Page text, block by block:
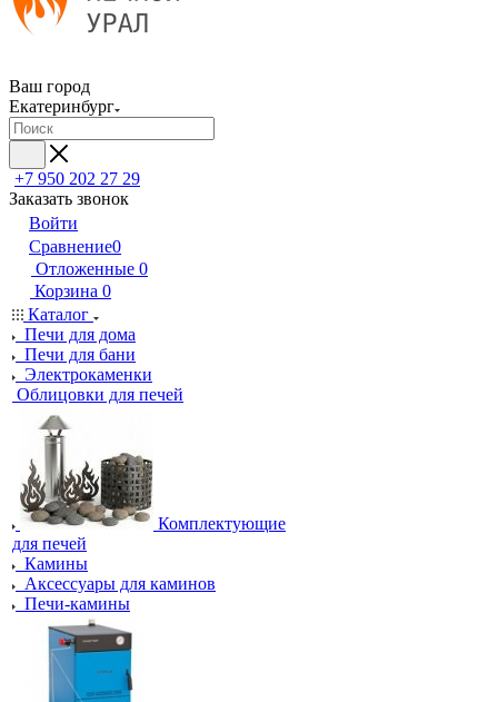
Ваш город
Екатеринбург
+7 950 202 27 29
Заказать звонок
Войти
Сравнение0
Отложенные 0
Корзина 0
Каталог
Печи для дома
Печи для бани
Электрокаменки
Облицовки для печей
Комплектующие
для печей
Камины
Аксессуары для каминов
Печи-камины